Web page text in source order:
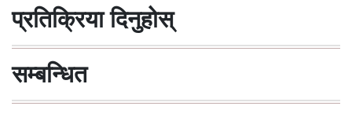
प्रतिक्रिया दिनुहोस्
सम्बन्धित